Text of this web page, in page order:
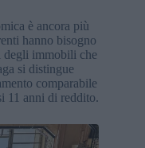
è ancora più
hanno bisogno
degli immobili che
si distingue
comparabile
11 anni di reddito.